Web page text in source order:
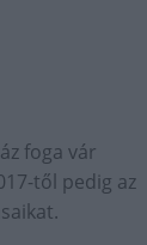
foga vár
től pedig az